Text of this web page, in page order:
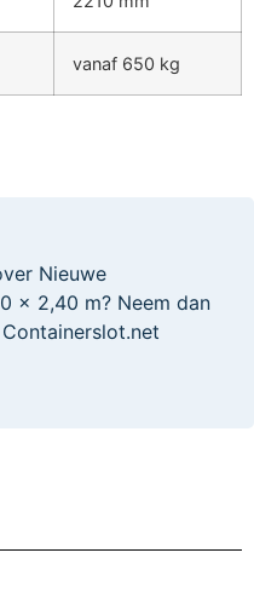
vanaf 650 kg
Nieuwe
x 2,40 m? Neem dan